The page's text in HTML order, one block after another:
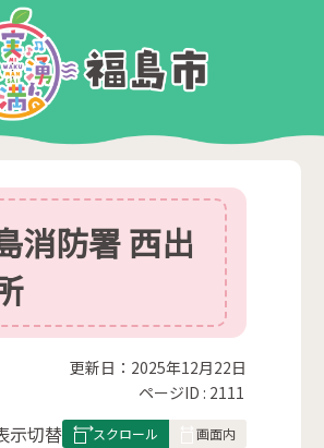
消防署 西出
更新日：2025年12月22日
ページID : 2111
示切替